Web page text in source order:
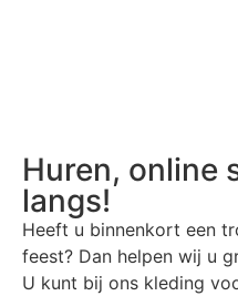
Huren, online
langs!
Heeft u binnenkort een
feest? Dan helpen wij u
U kunt bij ons kleding